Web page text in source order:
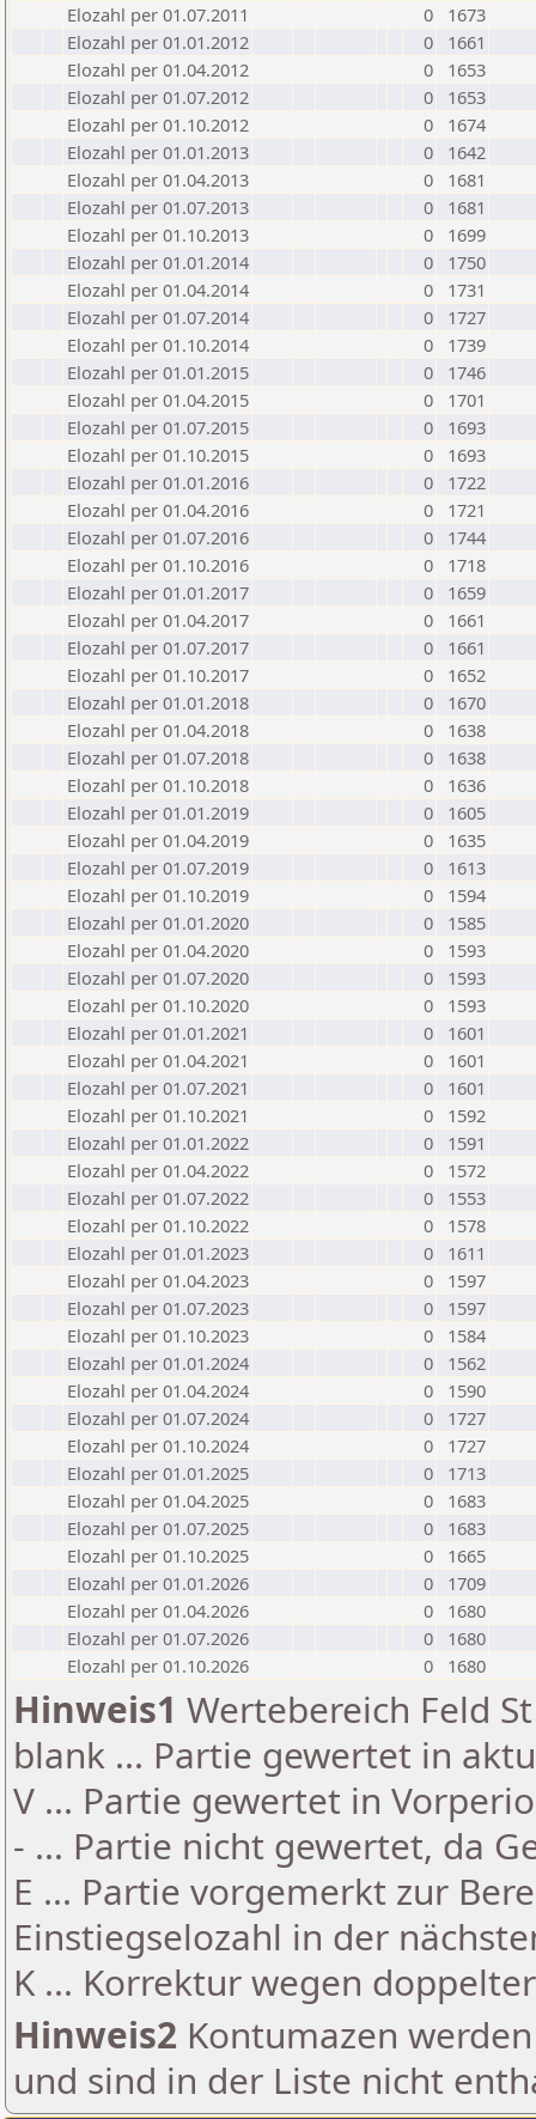
Elozahl per 01.07.2011
0
1673
Elozahl per 01.01.2012
0
1661
Elozahl per 01.04.2012
0
1653
Elozahl per 01.07.2012
0
1653
Elozahl per 01.10.2012
0
1674
Elozahl per 01.01.2013
0
1642
Elozahl per 01.04.2013
0
1681
Elozahl per 01.07.2013
0
1681
Elozahl per 01.10.2013
0
1699
Elozahl per 01.01.2014
0
1750
Elozahl per 01.04.2014
0
1731
Elozahl per 01.07.2014
0
1727
Elozahl per 01.10.2014
0
1739
Elozahl per 01.01.2015
0
1746
Elozahl per 01.04.2015
0
1701
Elozahl per 01.07.2015
0
1693
Elozahl per 01.10.2015
0
1693
Elozahl per 01.01.2016
0
1722
Elozahl per 01.04.2016
0
1721
Elozahl per 01.07.2016
0
1744
Elozahl per 01.10.2016
0
1718
Elozahl per 01.01.2017
0
1659
Elozahl per 01.04.2017
0
1661
Elozahl per 01.07.2017
0
1661
Elozahl per 01.10.2017
0
1652
Elozahl per 01.01.2018
0
1670
Elozahl per 01.04.2018
0
1638
Elozahl per 01.07.2018
0
1638
Elozahl per 01.10.2018
0
1636
Elozahl per 01.01.2019
0
1605
Elozahl per 01.04.2019
0
1635
Elozahl per 01.07.2019
0
1613
Elozahl per 01.10.2019
0
1594
Elozahl per 01.01.2020
0
1585
Elozahl per 01.04.2020
0
1593
Elozahl per 01.07.2020
0
1593
Elozahl per 01.10.2020
0
1593
Elozahl per 01.01.2021
0
1601
Elozahl per 01.04.2021
0
1601
Elozahl per 01.07.2021
0
1601
Elozahl per 01.10.2021
0
1592
Elozahl per 01.01.2022
0
1591
Elozahl per 01.04.2022
0
1572
Elozahl per 01.07.2022
0
1553
Elozahl per 01.10.2022
0
1578
Elozahl per 01.01.2023
0
1611
Elozahl per 01.04.2023
0
1597
Elozahl per 01.07.2023
0
1597
Elozahl per 01.10.2023
0
1584
Elozahl per 01.01.2024
0
1562
Elozahl per 01.04.2024
0
1590
Elozahl per 01.07.2024
0
1727
Elozahl per 01.10.2024
0
1727
Elozahl per 01.01.2025
0
1713
Elozahl per 01.04.2025
0
1683
Elozahl per 01.07.2025
0
1683
Elozahl per 01.10.2025
0
1665
Elozahl per 01.01.2026
0
1709
Elozahl per 01.04.2026
0
1680
Elozahl per 01.07.2026
0
1680
Elozahl per 01.10.2026
0 1680
Hinweis1 Wertebereich Feld
blank ... Partie gewertet in
V ... Partie gewertet in
- ... Partie nicht gewertet, da
E ... Partie vorgemerkt zur
Einstiegselozahl in der
K ... Korrektur wegen
Hinweis2 Kontumazen
und sind in der Liste nicht